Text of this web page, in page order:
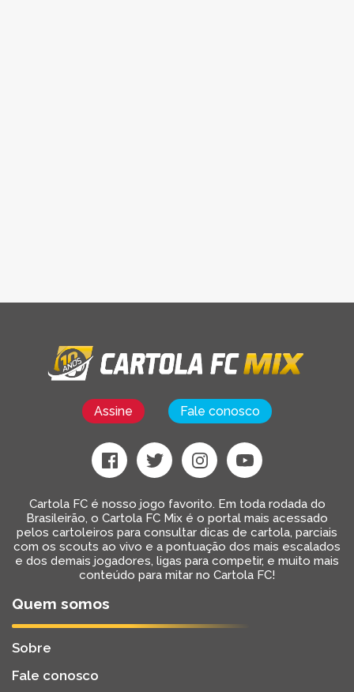
Assine Fale conosco
Cartola FC é nosso jogo favorito. Em toda rodada do
Brasileirão, o Cartola FC Mix é o portal mais acessado
pelos cartoleiros para consultar dicas de cartola, parciais
com os scouts ao vivo e a pontuação dos mais escalados
e dos demais jogadores, ligas para competir, e muito mais
conteúdo para mitar no Cartola FC!
Quem somos
Sobre
Fale conosco